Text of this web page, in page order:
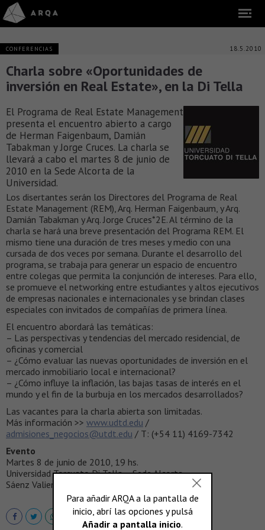
CONFERENCIAS 18.5.2010
Charla sobre «Oportunidades de
inversión en Real Estate», en la Di Tella
El Programa de Real Estate Management
presenta el encuentro abierto a cargo
de Herman Faigenbaum, Damián
Tabakman y Jorge Cruces. La charla se
llevará a cabo el martes 8 de junio de
2010 en la Sede Alcorta de la
Universidad.
Los disertantes serán los Directores del Programa de Real
Estate Management (REM), Arq. Herman Faigenbaum, y Arq.
Damián Tabakman y Arq. Jorge Cruces*2E. Al término de la
charla se hará una breve presentación del Programa REM. El
mismo tiene una duración de tres meses y medio con una
cursada de dos veces por semana. Durante el desarrollo del
programa, se trabaja para generar un espacio de encuentro
entre colegas que permita la conjunción de intereses. Para ello,
se promueve el networking entre estudiantes y altos ejecutivos
de empresas nacionales e internacionales y se brindan clases
especiales con invitados de compañías de primera línea.
El encuentro abordará las temáticas:
– Las perspectivas y tendencias del mercado residencial, de
oficinas y comercial
– ¿Cómo evaluar las nuevas oportunidades de inversión en el
mercado inmobiliario local e internacional?
– ¿Cómo influye la inflación, las bajas tasas de interés en el
mundo y el fin de la burbuja en los mercados desarrollados?
Las vacantes para la charla abierta son limitadas.
Más información >> www.udtd.edu /
admisiones_negocios@utdt.edu / T: (+54 11) 4169-7342
Evento
Martes 8 de junio de 2010, 19 hs.
Universidad Torcuato Di Tella – Sede Alcorta
Sáenz Valiente 1010, Buenos Aires, Argentina